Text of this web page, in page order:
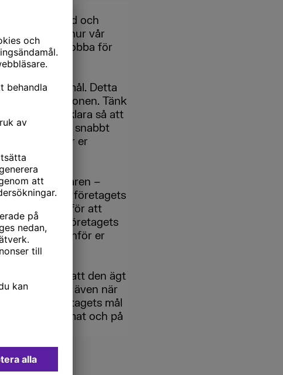
bilder, ord och
hur vår
sätt börjar jobba för
mot sina mål. Detta
organisationen. Tänk
för att förklara så att
fokus så snabbt
vad som gör er
de senaste åren –
historier om företagets
tillsammans för att
och företagets
för utanför er
om att den ägt
Fortsätt även när
Se till att företagets mål
i olika format och på